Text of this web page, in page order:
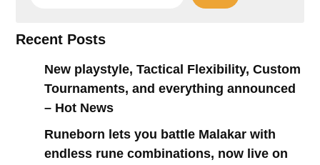
Recent Posts
New playstyle, Tactical Flexibility, Custom
Tournaments, and everything announced
– Hot News
Runeborn lets you battle Malakar with
endless rune combinations, now live on